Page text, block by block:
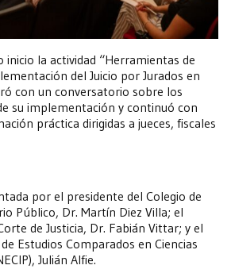
inicio la actividad “Herramientas de
del Juicio por Jurados en
con un conversatorio sobre los
su implementación y continuó con
práctica dirigidas a jueces, fiscales
por el presidente del Colegio de
Público, Dr. Martín Diez Villa; el
de Justicia, Dr. Fabián Vittar; y el
Estudios Comparados en Ciencias
Julián Alfie.